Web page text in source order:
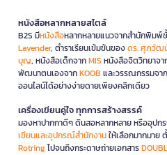
หนังสือหลากหลายสไตล์
B2S มีหนังสือหลากหลายแนวจากสำนักพิมพ์
Lavender, ตำราเรียนเข้มข้นของดร. ศุภวัฒ
บุญ, หนังสือเด็กจากMIS หนังสือจิตวิทยาจา
พัฒนาตนเองจากKOOB และวรรณกรรมจาก
ออนไลน์ได้อย่างง่ายดายเพียงคลิกเดียว
เครื่องเขียนคู่ใจ ทุกการสร้างสรรค์
มองหาปากกาดีๆ ดินสอหลากหลาย หรืออุปก
เขียนและอุปกรณ์สำนักงานให้เลือกมากมาย
Rotringไปจนถึงกระดาษถ่ายเอกสาร